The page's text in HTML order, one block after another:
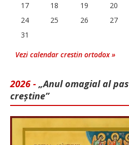
17
18 19 20
24
25 26 27
31
Vezi calendar crestin ortodox »
2026 - „Anul omagial al
creștine”